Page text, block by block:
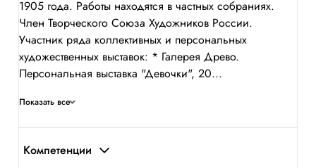
1905 года. Работы находятся в частных собраниях.
Член Творческого Союза Художников России.
Участник ряда коллективных и персональных
художественных выставок: * Галерея Древо.
Персональная выставка "Девочки", 20...
Показать все
Компетенции